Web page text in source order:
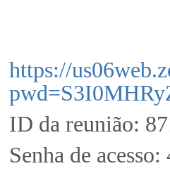
https://
ID da reunião:
Senha de